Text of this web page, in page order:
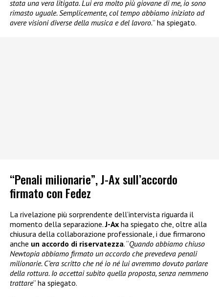
stata una vera litigata. Lui era molto più giovane di me, io sono
rimasto uguale. Semplicemente, col tempo abbiamo iniziato ad
avere visioni diverse della musica e del lavoro.” ha spiegato.
“Penali milionarie”, J-Ax sull’accordo
firmato con Fedez
La rivelazione più sorprendente dell’intervista riguarda il
momento della separazione.J-Ax ha spiegato che, oltre alla
chiusura della collaborazione professionale, i due firmarono
anche un accordo di riservatezza. “Quando abbiamo chiuso
Newtopia abbiamo firmato un accordo che prevedeva penali
milionarie. C’era scritto che né io né lui avremmo dovuto parlare
della rottura. Io accettai subito quella proposta, senza nemmeno
trattare” ha spiegato.